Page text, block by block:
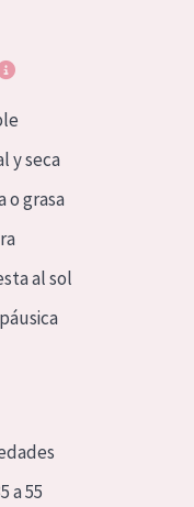
y seca
o grasa
al sol
a 55